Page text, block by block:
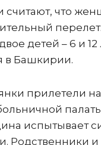
считают, что
детей – 6 и 12
в Башкирии.
прилетели
испытывает
Родственники